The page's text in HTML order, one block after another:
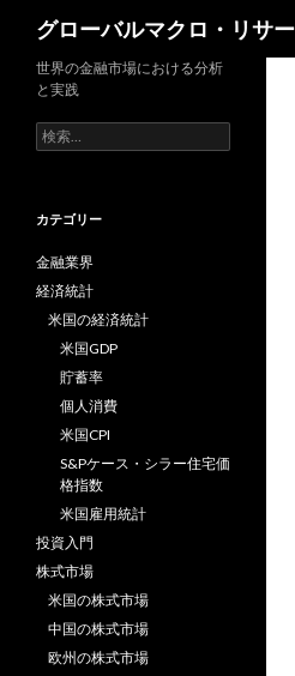
グローバルマクロ・リサ
世界の金融市場における分析
と実践
検
索:
カテゴリー
金融業界
経済統計
米国の経済統計
米国GDP
貯蓄率
個人消費
米国CPI
S&Pケース・シラー住宅価
格指数
米国雇用統計
投資入門
株式市場
米国の株式市場
中国の株式市場
欧州の株式市場